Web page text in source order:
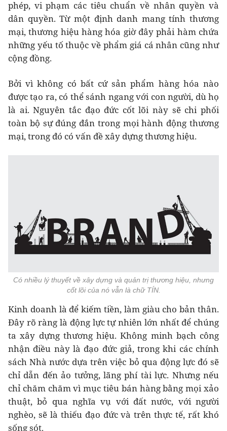
phép, vi phạm các tiêu chuẩn về nhân quyền và
dân quyền. Từ một định danh mang tính thương
mại, thương hiệu hàng hóa giờ đây phải hàm chứa
những yếu tố thuộc về phẩm giá cá nhân cũng như
cộng đồng.
Bởi vì không có bất cứ sản phẩm hàng hóa nào
được tạo ra, có thể sánh ngang với con người, dù họ
là ai. Nguyên tắc đạo đức cốt lõi này sẽ chi phối
toàn bộ sự đúng đắn trong mọi hành động thương
mại, trong đó có vấn đề xây dựng thương hiệu.
Có nhiều lý thuyết về xây dựng và quản trị thương hiệu, nhưng
cốt lõi của nó vẫn là chữ TÍN.
Kinh doanh là để kiếm tiền, làm giàu cho bản thân.
Đây rõ ràng là động lực tự nhiên lớn nhất để chúng
ta xây dựng thương hiệu. Không minh bạch công
nhận điều này là đạo đức giả, trong khi các chính
sách Nhà nước dựa trên việc bỏ qua động lực đó sẽ
chỉ dẫn đến ảo tưởng, lãng phí tài lực. Nhưng nếu
chỉ chăm chăm vì mục tiêu bán hàng bằng mọi xảo
thuật, bỏ qua nghĩa vụ với đất nước, với người
nghèo, sẽ là thiếu đạo đức và trên thực tế, rất khó
sống sót.